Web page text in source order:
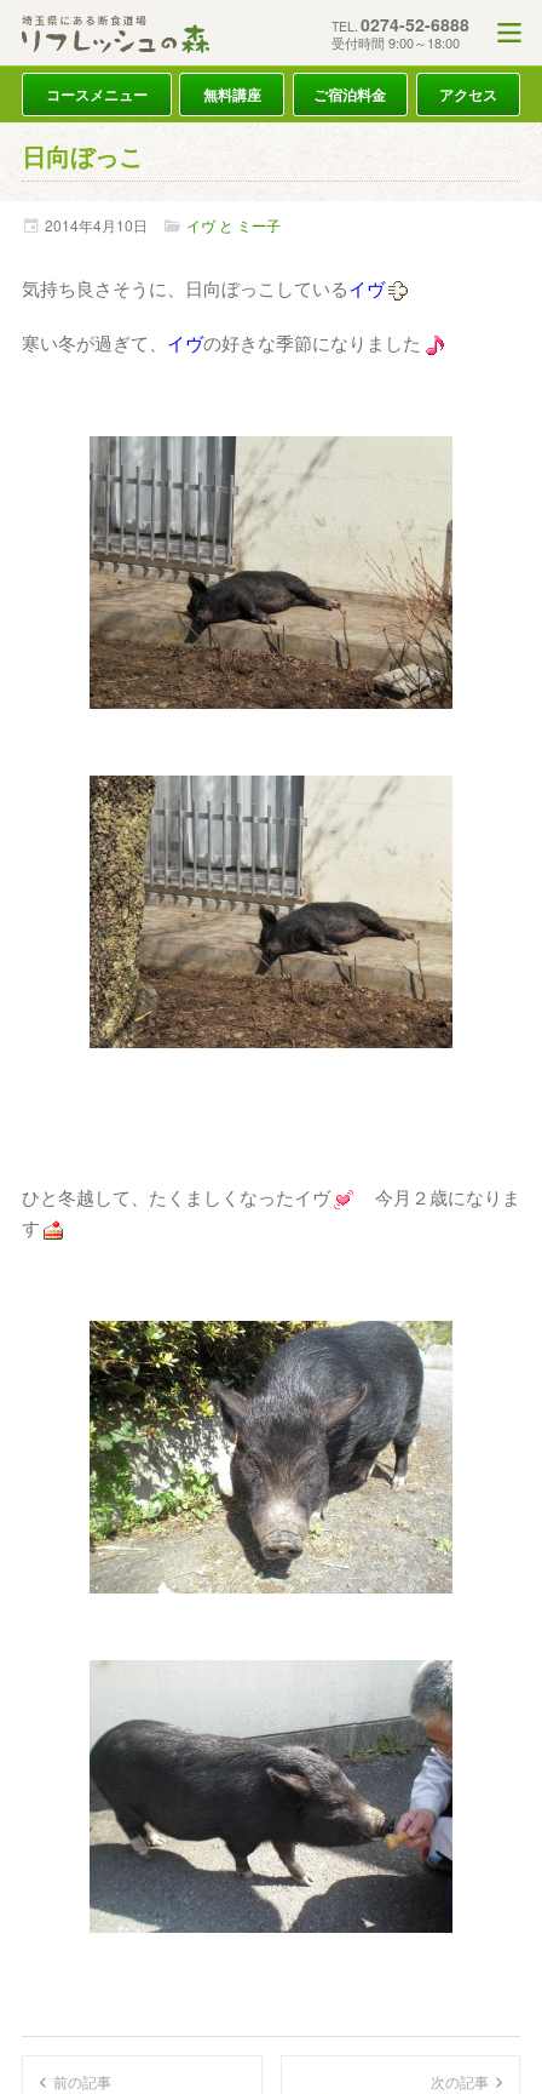
TEL. 0274-52-6888
受付時間 9:00～18:00
コースメニュー 無料講座 ご宿泊料金 アクセス
日向ぼっこ
2014年4月10日 イヴ と ミー子
気持ち良さそうに、日向ぼっこしているイヴ
寒い冬が過ぎて、 イヴの好きな季節になりました
ひと冬越して、たくましくなったイヴ
今月２歳になりま
す
前の記事 次の記事